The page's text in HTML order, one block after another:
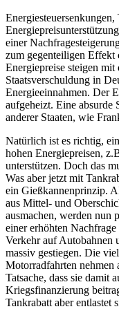
einer
zum gegenteiligen Effekt
Energiepreise steigen
Staatsverschuldung in
Energieeinnahmen. Der
aufgeheizt. Eine absurde
anderer Staaten, wie
Natürlich ist es richtig,
hohen Energiepreisen,
unterstützen. Doch das
Was aber jetzt mit
ein Gießkannenprinzip.
aus Mittel- und
ausmachen, werden nun
einer erhöhten
Verkehr auf Autobahnen
massiv gestiegen. Die
Motorradfahrten nehmen
Tatsache, dass sie damit
Kriegsfinanzierung
Tankrabatt aber entlastet